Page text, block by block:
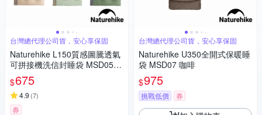
台灣總代理公司貨，安心享保固
Naturehike L150質感圖騰透氣
可拼接機洗信封睡袋 MSD05
三色任選
$675
4.9 (7)
券
台灣總代理公司貨，安心享保固
Naturehike U350全開式保暖睡
袋 MSD07 咖啡
$975
挑戰低價 券